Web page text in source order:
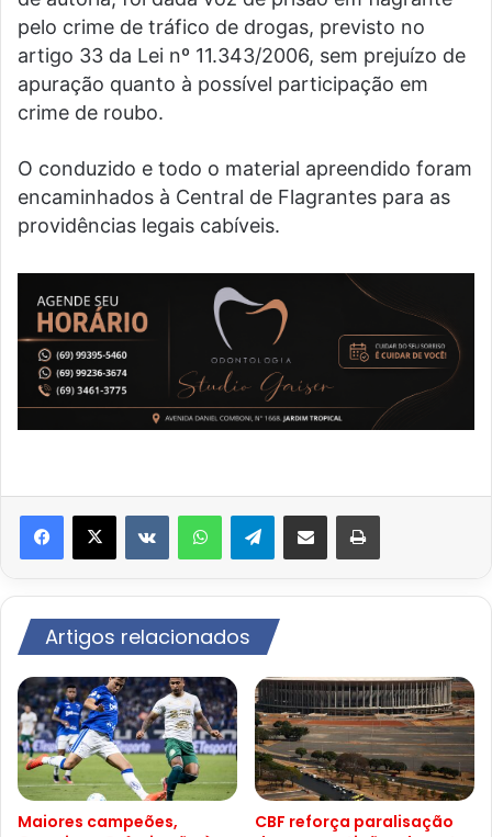
pelo crime de tráfico de drogas, previsto no
artigo 33 da Lei nº 11.343/2006, sem prejuízo de
apuração quanto à possível participação em
crime de roubo.
O conduzido e todo o material apreendido foram
encaminhados à Central de Flagrantes para as
providências legais cabíveis.
VK WhatsAppTelegramCompartilhar via e-mail Imprimir
Artigos relacionados
Maiores campeões,
CBF reforça paralisação